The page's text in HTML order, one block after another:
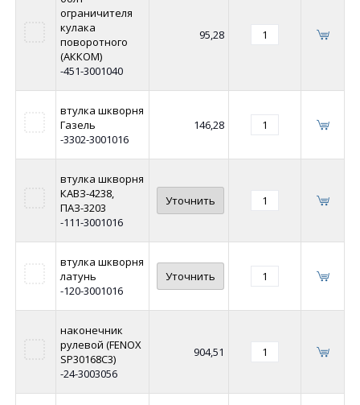
ограничителя
кулака
поворотного
(АККОМ)
-451-3001040
95,28
втулка шкворня
Газель
-3302-3001016
146,28
втулка шкворня
КАВЗ-4238,
ПАЗ-3203
-111-3001016
Уточнить
втулка шкворня
латунь
-120-3001016
Уточнить
наконечник
рулевой (FENOX
SP30168C3)
-24-3003056
904,51